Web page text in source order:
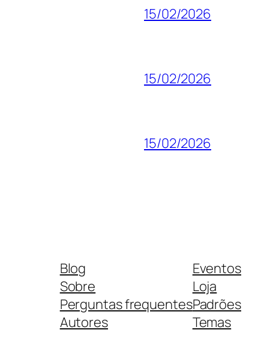
15/02/2026
15/02/2026
15/02/2026
Blog
Sobre
Perguntas frequentes
Autores
Eventos
Loja
Padrões
Temas